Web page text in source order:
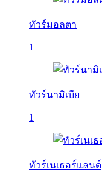
ทัวร์มอลตา
1
ทัวร์นามิเบีย
1
ทัวร์เนเธอร์แลนด์